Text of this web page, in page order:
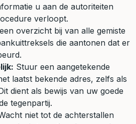
u aan de autoriteiten
verloopt.
overzicht bij van alle gemiste
die aantonen dat er
Stuur een aangetekende
laatst bekende adres, zelfs als
dient als bewijs van uw goede
tegenpartij.
niet tot de achterstallen